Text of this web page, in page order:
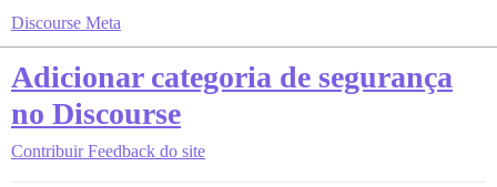
Discourse Meta
Adicionar categoria de segurança
no Discourse
Contribuir Feedback do site